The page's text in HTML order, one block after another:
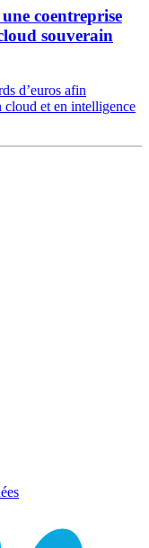
coentreprise
souverain
d’euros afin
cloud et en intelligence